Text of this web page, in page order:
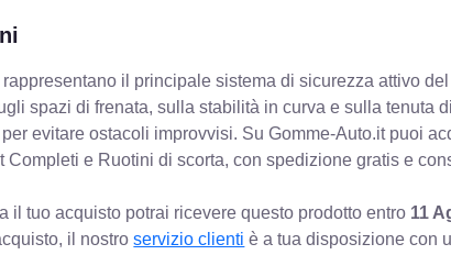
il principale sistema di sicurezza attivo
spazi di frenata, sulla stabilità in curva e sulla tenuta
evitare ostacoli improvvisi. Su Gomme-Auto.it puoi
Completi e Ruotini di scorta, con spedizione gratis e
il tuo acquisto potrai ricevere questo prodotto entro 11
il nostroservizio clienti è a tua disposizione con